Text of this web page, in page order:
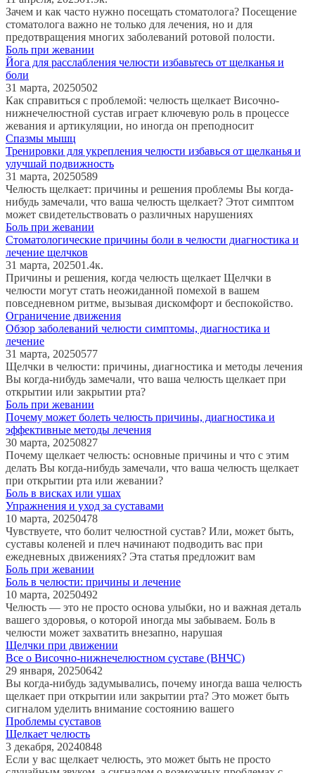
Зачем и как часто нужно посещать стоматолога? Посещение
стоматолога важно не только для лечения, но и для
предотвращения многих заболеваний ротовой полости.
Боль при жевании
Йога для расслабления челюсти избавьтесь от щелканья и
боли
31 марта, 20250502
Как справиться с проблемой: челюсть щелкает Височно-
нижнечелюстной сустав играет ключевую роль в процессе
жевания и артикуляции, но иногда он преподносит
Спазмы мышц
Тренировки для укрепления челюсти избавься от щелканья и
улучшай подвижность
31 марта, 20250589
Челюсть щелкает: причины и решения проблемы Вы когда-
нибудь замечали, что ваша челюсть щелкает? Этот симптом
может свидетельствовать о различных нарушениях
Боль при жевании
Стоматологические причины боли в челюсти диагностика и
лечение щелчков
31 марта, 202501.4к.
Причины и решения, когда челюсть щелкает Щелчки в
челюсти могут стать неожиданной помехой в вашем
повседневном ритме, вызывая дискомфорт и беспокойство.
Ограничение движения
Обзор заболеваний челюсти симптомы, диагностика и
лечение
31 марта, 20250577
Щелчки в челюсти: причины, диагностика и методы лечения
Вы когда-нибудь замечали, что ваша челюсть щелкает при
открытии или закрытии рта?
Боль при жевании
Почему может болеть челюсть причины, диагностика и
эффективные методы лечения
30 марта, 20250827
Почему щелкает челюсть: основные причины и что с этим
делать Вы когда-нибудь замечали, что ваша челюсть щелкает
при открытии рта или жевании?
Боль в висках или ушах
Упражнения и уход за суставами
10 марта, 20250478
Чувствуете, что болит челюстной сустав? Или, может быть,
суставы коленей и плеч начинают подводить вас при
ежедневных движениях? Эта статья предложит вам
Боль при жевании
Боль в челюсти: причины и лечение
10 марта, 20250492
Челюсть — это не просто основа улыбки, но и важная деталь
вашего здоровья, о которой иногда мы забываем. Боль в
челюсти может захватить внезапно, нарушая
Щелчки при движении
Все о Височно-нижнечелюстном суставе (ВНЧС)
29 января, 20250642
Вы когда-нибудь задумывались, почему иногда ваша челюсть
щелкает при открытии или закрытии рта? Это может быть
сигналом уделить внимание состоянию вашего
Проблемы суставов
Щелкает челюсть
3 декабря, 20240848
Если у вас щелкает челюсть, это может быть не просто